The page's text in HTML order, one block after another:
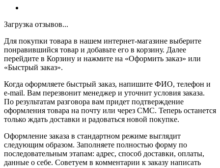
Загрузка отзывов...
Для покупки товара в нашем интернет-магазине выберите
понравившийся товар и добавьте его в корзину. Далее
перейдите в Корзину и нажмите на «Оформить заказ» или
«Быстрый заказ».
Когда оформляете быстрый заказ, напишите ФИО, телефон и
e-mail. Вам перезвонит менеджер и уточнит условия заказа.
По результатам разговора вам придет подтверждение
оформления товара на почту или через СМС. Теперь останется
только ждать доставки и радоваться новой покупке.
Оформление заказа в стандартном режиме выглядит
следующим образом. Заполняете полностью форму по
последовательным этапам: адрес, способ доставки, оплаты,
данные о себе. Советуем в комментарии к заказу написать